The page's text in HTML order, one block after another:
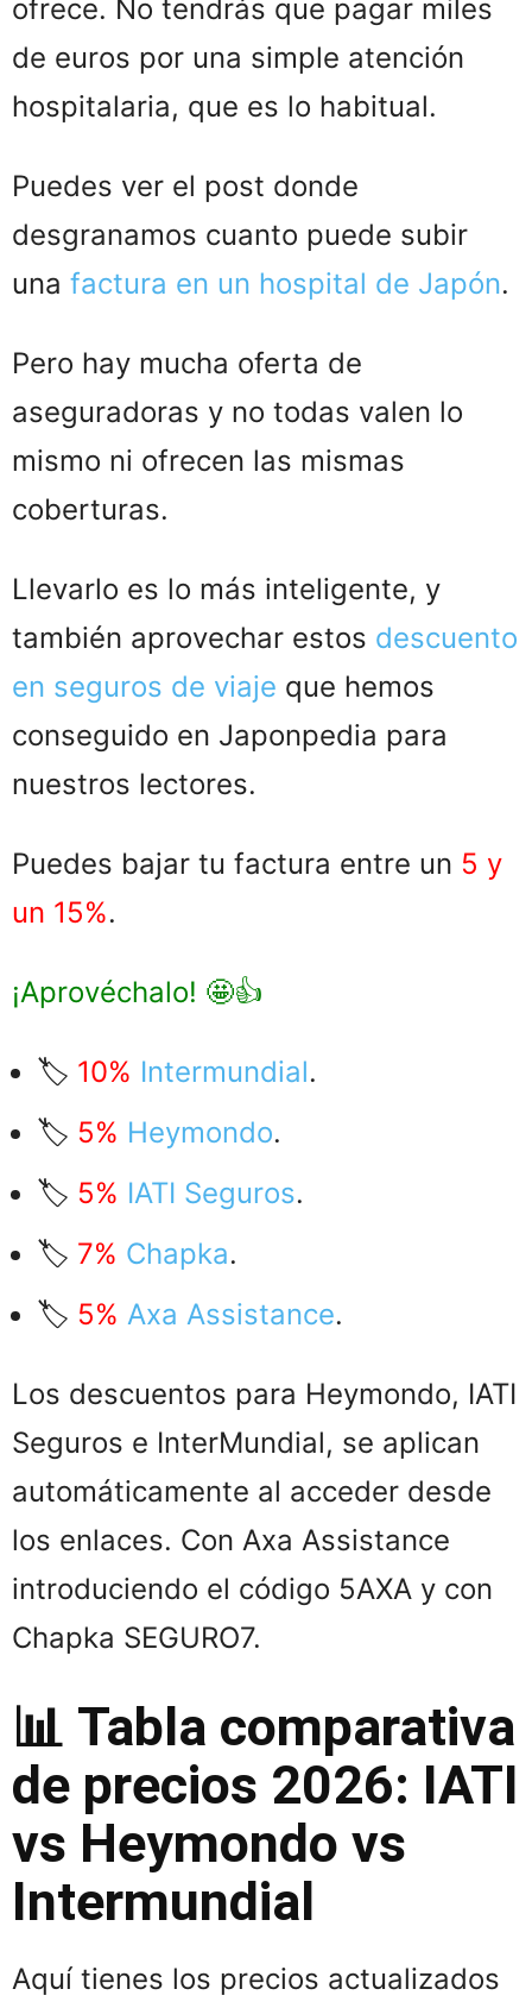
ofrece. No tendrás que pagar miles
de euros por una simple atención
hospitalaria, que es lo habitual.
Puedes ver el post donde
desgranamos cuanto puede subir
una factura en un hospital de Japón.
Pero hay mucha oferta de
aseguradoras y no todas valen lo
mismo ni ofrecen las mismas
coberturas.
Llevarlo es lo más inteligente, y
también aprovechar estos descuento
en seguros de viaje que hemos
conseguido en Japonpedia para
nuestros lectores.
Puedes bajar tu factura entre un 5 y
un 15%.
¡Aprovéchalo! 🤩👍
🏷️ 10% Intermundial.
🏷️ 5% Heymondo.
🏷️ 5% IATI Seguros.
🏷️ 7% Chapka.
🏷️ 5% Axa Assistance.
Los descuentos para Heymondo, IATI
Seguros e InterMundial, se aplican
automáticamente al acceder desde
los enlaces. Con Axa Assistance
introduciendo el código 5AXA y con
Chapka SEGURO7.
📊 Tabla comparativa
de precios 2026: IATI
vs Heymondo vs
Intermundial
Aquí tienes los precios actualizados